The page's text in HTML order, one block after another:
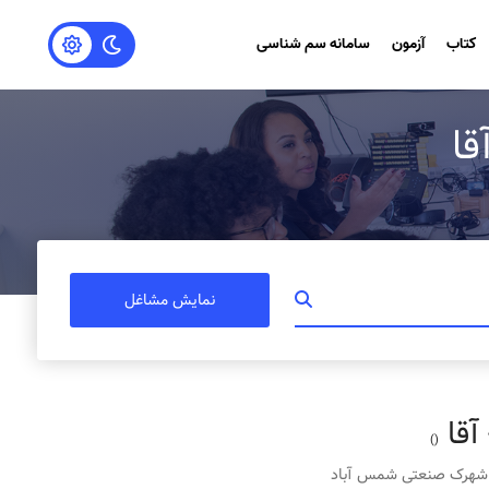
کتاب آزمون سامانه سم شناسی
نمایش مشاغل
()
شهرک صنعتی شمس آباد